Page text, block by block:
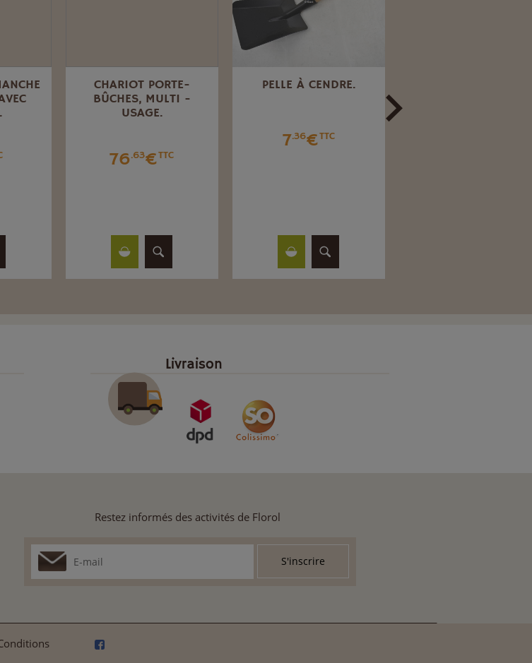
CHARIOT PORTE-
BÛCHES, MULTI -
USAGE.
76.63€TTC
PELLE À CENDRE.
7.36€TTC
Livraison
Restez informés des activités de Florol